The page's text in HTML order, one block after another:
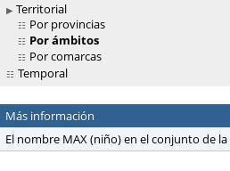
Territorial
Por provincias
Por ámbitos
Por comarcas
Temporal
Más información
El nombre MAX (niño) en el conjunto de